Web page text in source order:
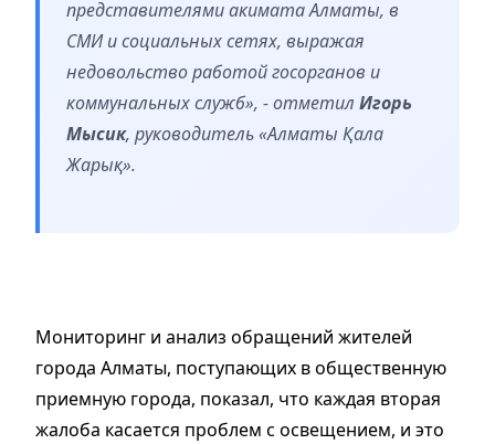
представителями акимата Алматы, в
СМИ и социальных сетях, выражая
недовольство работой госорганов и
коммунальных служб», - отметил Игорь
Мысик, руководитель «Алматы Қала
Жарық».
Мониторинг и анализ обращений жителей
города Алматы, поступающих в общественную
приемную города, показал, что каждая вторая
жалоба касается проблем с освещением, и это